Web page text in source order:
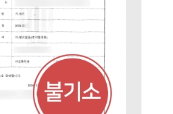
그룹소개
그룹소개
대륜의 강점
오시는 길
글로벌 파트너 로펌
고객의 소리